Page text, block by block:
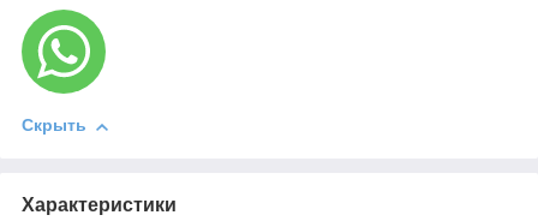
Скрыть
Характеристики